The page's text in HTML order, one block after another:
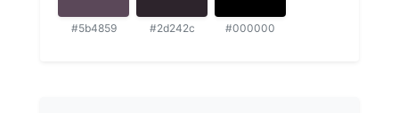
#5b4859 #2d242c #000000